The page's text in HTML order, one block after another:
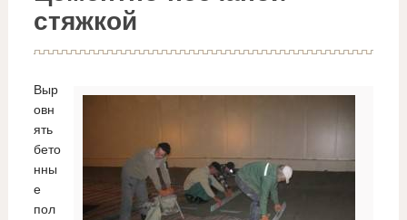
стяжкой
Выр
овн
ять
бето
нны
е
пол